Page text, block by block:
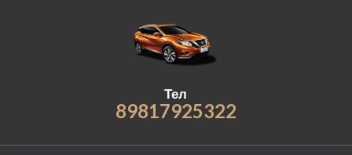
Тел
89817925322